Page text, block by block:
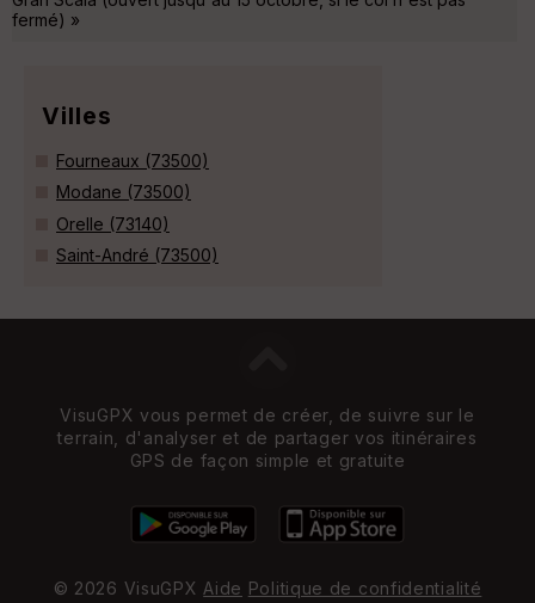
fermé) »
Villes
Fourneaux (73500)
Modane (73500)
Orelle (73140)
Saint-André (73500)
VisuGPX vous permet de créer, de suivre sur le
terrain, d'analyser et de partager vos itinéraires
GPS de façon simple et gratuite
© 2026 VisuGPX Aide Politique de confidentialité